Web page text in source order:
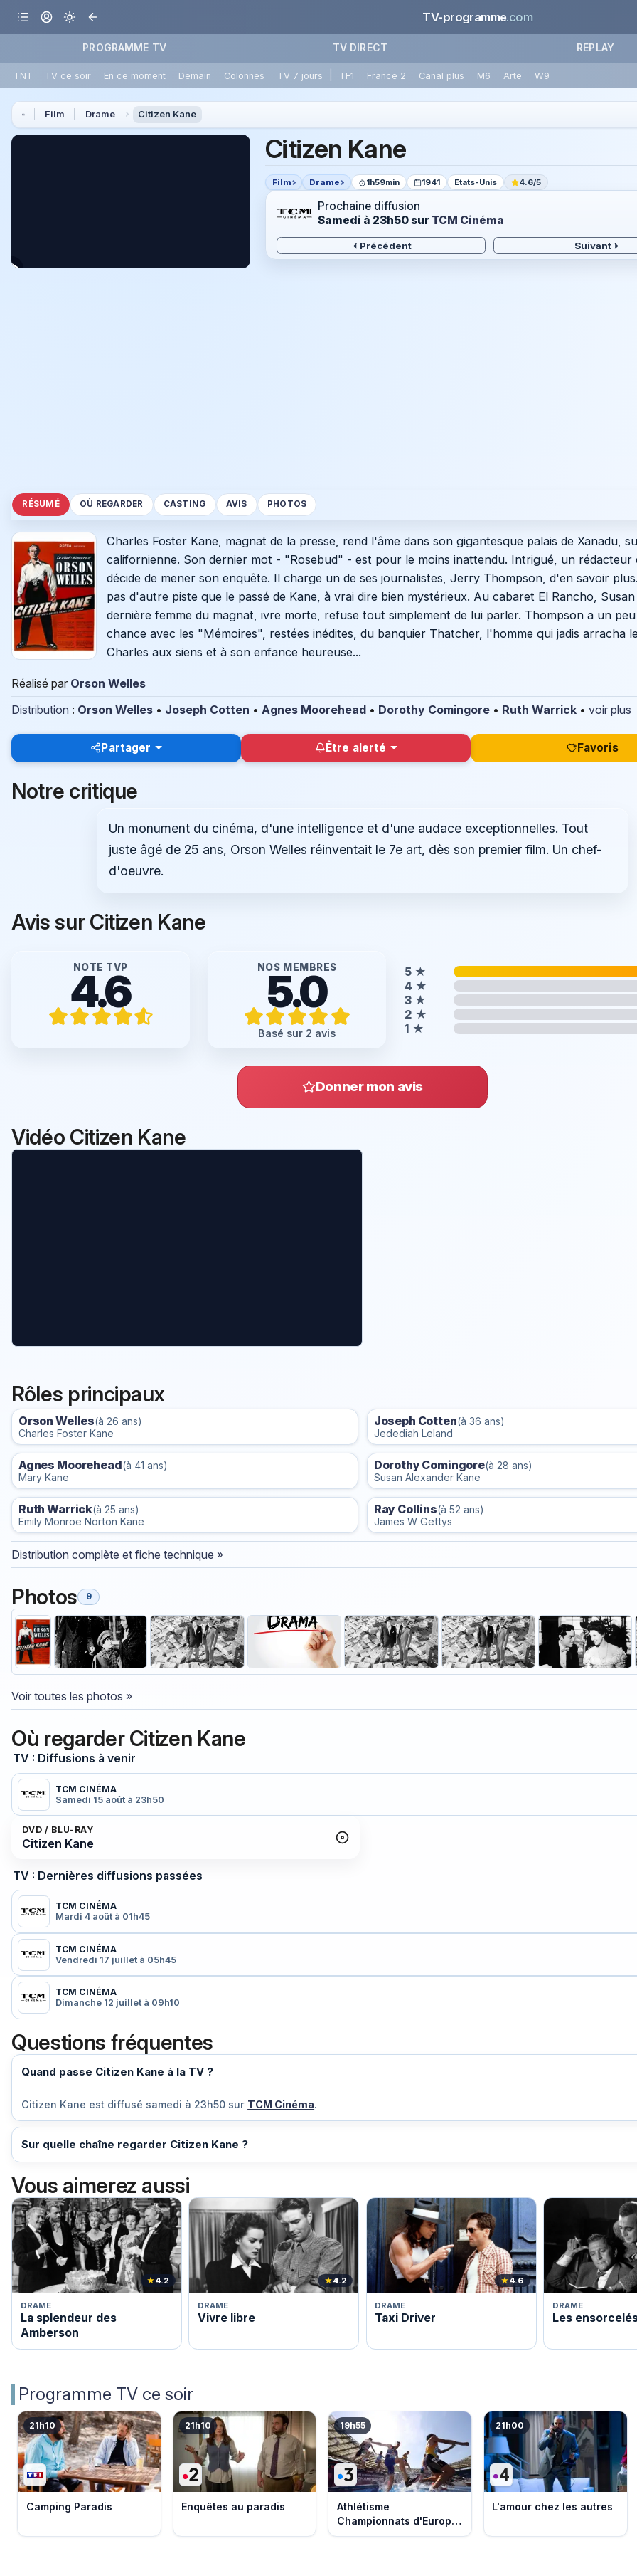
TV-programme.com
PROGRAMME TV TV DIRECT REPLAY
TNT TV ce soir En ce moment Demain Colonnes TV 7 jours TF1 France 2 Canal plus M6 Arte W9
Film Drame Citizen Kane
Citizen Kane
Film Drame 1h59min 1941 Etats-Unis 4.6/5
Prochaine diffusion
Samedi à 23h50 sur TCM Cinéma
Précédent Suivant
RÉSUMÉ OÙ REGARDER CASTING AVIS PHOTOS
Charles Foster Kane, magnat de la presse, rend l'âme dans son gigantesque palais de Xanadu,
californienne. Son dernier mot - "Rosebud" - est pour le moins inattendu. Intrigué, un rédacteur
décide de mener son enquête. Il charge un de ses journalistes, Jerry Thompson, d'en savoir
pas d'autre piste que le passé de Kane, à vrai dire bien mystérieux. Au cabaret El Rancho,
dernière femme du magnat, ivre morte, refuse tout simplement de lui parler. Thompson a un
chance avec les "Mémoires", restées inédites, du banquier Thatcher, l'homme qui jadis arracha
Charles aux siens et à son enfance heureuse...
Réalisé par Orson Welles
Distribution : Orson Welles • Joseph Cotten • Agnes Moorehead • Dorothy Comingore • Ruth Warrick • voir plus
Partager Être alerté Favoris
Notre critique
Un monument du cinéma, d'une intelligence et d'une audace exceptionnelles. Tout
juste âgé de 25 ans, Orson Welles réinventait le 7e art, dès son premier film. Un chef-
d'oeuvre.
Avis sur Citizen Kane
NOTE TVP
4.6 NOS MEMBRES
5.0
Basé sur 2 avis
5 ★
4 ★
3 ★
2 ★
1 ★
Donner mon avis
Vidéo Citizen Kane
Rôles principaux
Orson Welles(à 26 ans)
Charles Foster Kane
Joseph Cotten(à 36 ans)
Jedediah Leland
Agnes Moorehead(à 41 ans)
Mary Kane
Dorothy Comingore(à 28 ans)
Susan Alexander Kane
Ruth Warrick(à 25 ans)
Emily Monroe Norton Kane
Ray Collins(à 52 ans)
James W Gettys
Distribution complète et fiche technique »
Photos 9
Voir toutes les photos »
Où regarder Citizen Kane
TV : Diffusions à venir
TCM CINÉMA
Samedi 15 août à 23h50
DVD / BLU-RAY
Citizen Kane
TV : Dernières diffusions passées
TCM CINÉMA
Mardi 4 août à 01h45
TCM CINÉMA
Vendredi 17 juillet à 05h45
TCM CINÉMA
Dimanche 12 juillet à 09h10
Questions fréquentes
Quand passe Citizen Kane à la TV ?
Citizen Kane est diffusé samedi à 23h50 sur TCM Cinéma.
Sur quelle chaîne regarder Citizen Kane ?
Vous aimerez aussi
★4.2
DRAME
La splendeur des
Amberson
★4.2
DRAME
Vivre libre
★4.6
DRAME
Taxi Driver
DRAME
Les
Programme TV ce soir
21h10
Camping Paradis
21h10
Enquêtes au paradis
19h55
Athlétisme
Championnats d'Europe
2026
21h00
L'amour chez les autres